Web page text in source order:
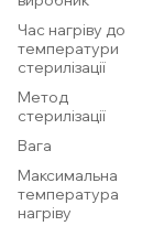
Час нагріву до
температури
стерилізації
Метод
стерилізації
Вага
Максимальна
температура
нагріву